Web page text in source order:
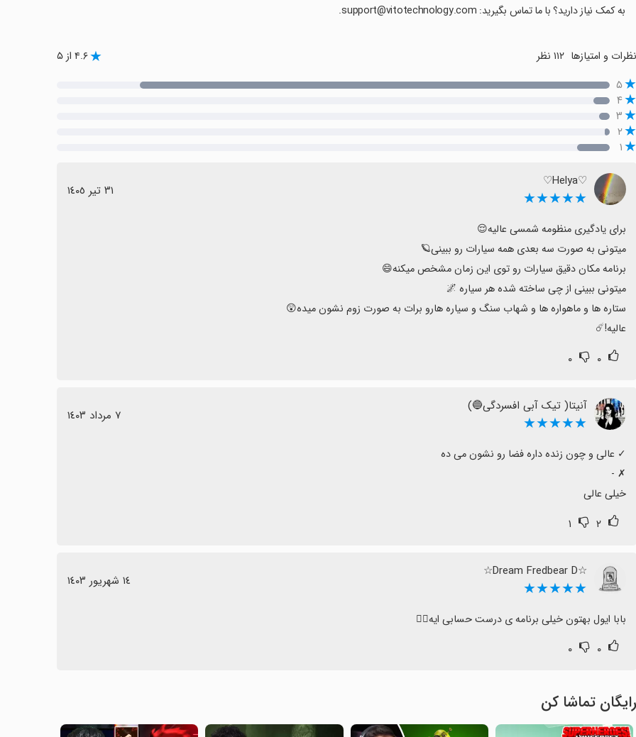
به کمک نیاز دارید؟ با ما تماس بگیرید: support@vitotechnology.com.
نظرات و امتیازها ۱۱۲ نظر ۴.۶ از ۵
۵
۴
۳
۲
۱
♡Helya♡
★★★★★ ٣١ تیر ١٤٠٥
عالیه!☄️
۰ ۰
آنیتا( تیک آبی افسردگی🔵)
★★★★★ ٧ مرداد ١٤٠٣
خیلی عالی
۲ ۱
☆Dream Fredbear D☆
★★★★★ ١٤ شهریور ١٤٠٣
بابا ایول بهتون خیلی برنامه ی درست حسابی ایه👍🏻
۰ ۰
رایگان تماشا کن